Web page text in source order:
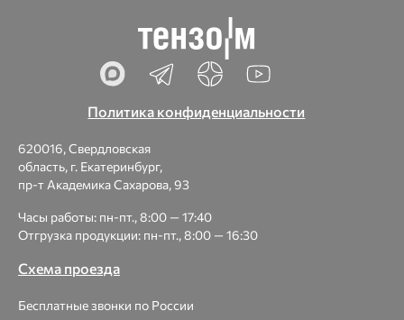
Политика конфиденциальности
620016, Свердловская
область, г. Екатеринбург,
пр-т Академика Сахарова, 93
Часы работы: пн-пт., 8:00 — 17:40
Отгрузка продукции: пн-пт., 8:00 — 16:30
Схема проезда
Бесплатные звонки по России